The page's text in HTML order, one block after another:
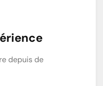
depuis de